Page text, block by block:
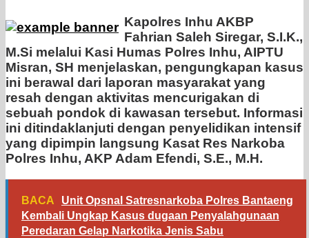
Kapolres Inhu AKBP
Fahrian Saleh Siregar, S.I.K.,
M.Si melalui Kasi Humas Polres Inhu, AIPTU
Misran, SH menjelaskan, pengungkapan kasus
ini berawal dari laporan masyarakat yang
resah dengan aktivitas mencurigakan di
sebuah pondok di kawasan tersebut. Informasi
ini ditindaklanjuti dengan penyelidikan intensif
yang dipimpin langsung Kasat Res Narkoba
Polres Inhu, AKP Adam Efendi, S.E., M.H.
BACA
Unit Opsnal Satresnarkoba Polres Bantaeng
Kembali Ungkap Kasus dugaan Penyalahgunaan
Peredaran Gelap Narkotika Jenis Sabu